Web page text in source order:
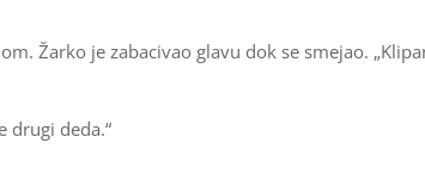
Žarko je zabacivao glavu dok se smejao.
drugi deda.“